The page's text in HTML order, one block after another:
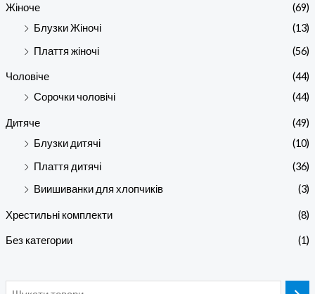
Жіноче
(69)
Блузки Жіночі
(13)
Плаття жіночі
(56)
Чоловіче
(44)
Сорочки чоловічі
(44)
Дитяче
(49)
Блузки дитячі
(10)
Плаття дитячі
(36)
Виишиванки для хлопчиків
(3)
Хрестильні комплекти (8)
Без категории (1)